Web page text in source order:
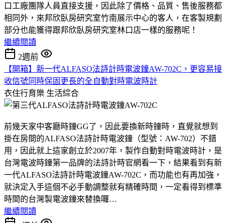
口工廠團隊人員直接支援，因此除了價格、品質、售後服務都
相同外，來邦欣臥房研究室竹南展示中心的客人，在客製規劃
部分也能獲得跟邦欣臥房研究室林口店一樣的服務呢！
繼續閱讀
2週前
【開箱】新一代ALFASO法詩計時電波鐘AW-702C，更容易接
收信號同時保固更長的全自動對時電波時計
衣住行育樂 生活綜合
前幾天家中客廳時鐘GG了，因此要換新時鐘時，直覺就想到
掛在房間的ALFASO法詩計時電波鐘（型號：AW-702）不錯
用，因此就上這家創立於2007年，製作自動對時電波時計，是
台灣電波時鐘第一品牌的法詩計時官網看一下，結果看到有新
一代ALFASO法詩計時電波鐘AW-702C，而功能也有再加強，
就決定入手這個不必手動調整就有精確時間，一定看得到標準
時間的台灣製電波鐘來替換囉…
繼續閱讀